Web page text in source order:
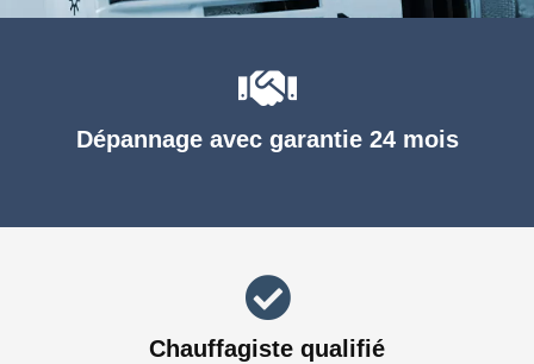
Dépannage avec garantie 24 mois
Chauffagiste qualifié